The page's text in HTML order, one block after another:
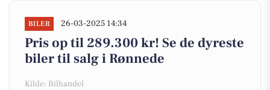
BILER 26-03-2025 14:34
Pris op til 289.300 kr! Se de dyreste
biler til salg i Rønnede
Kilde: Bilhandel